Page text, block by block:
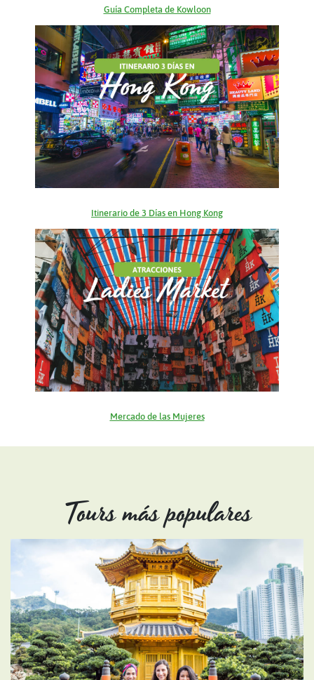
Guía Completa de Kowloon
Itinerario de 3 Días en Hong Kong
Mercado de las Mujeres
Tours más populares